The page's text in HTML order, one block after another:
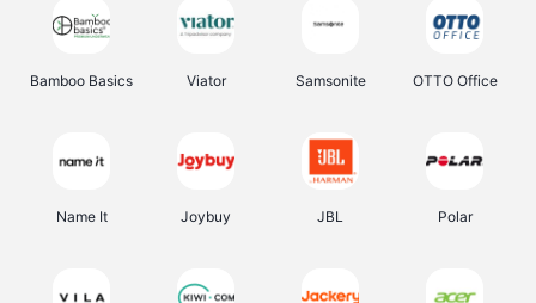
Bamboo Basics Viator Samsonite OTTO Office
Name It Joybuy JBL Polar